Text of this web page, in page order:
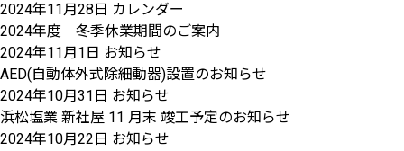
2024年11月28日 カレンダー
2024年度 冬季休業期間のご案内
2024年11月1日 お知らせ
AED(自動体外式除細動器)設置のお知らせ
2024年10月31日 お知らせ
浜松塩業 新社屋 11 月末 竣工予定のお知らせ
2024年10月22日 お知らせ